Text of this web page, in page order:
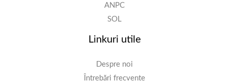
ANPC
SOL
Linkuri utile
Despre noi
Întrebări frecvente